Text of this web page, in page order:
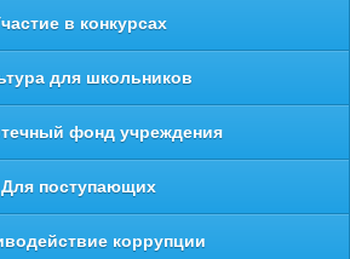
в конкурсах
для школьников
фонд учреждения
Для поступающих
коррупции